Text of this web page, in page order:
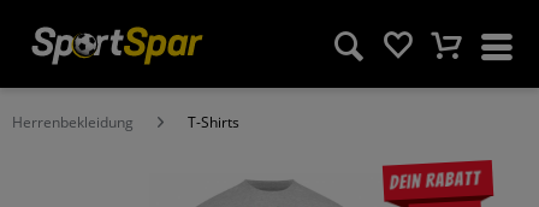
Herrenbekleidung T-Shirts
Dein Rabatt